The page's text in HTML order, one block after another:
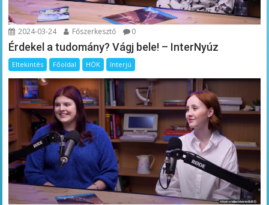
2024-03-24 Főszerkesztő 0
Érdekel a tudomány? Vágj bele! – InterNyúz
Eltekintés Főoldal HÖK Interjú